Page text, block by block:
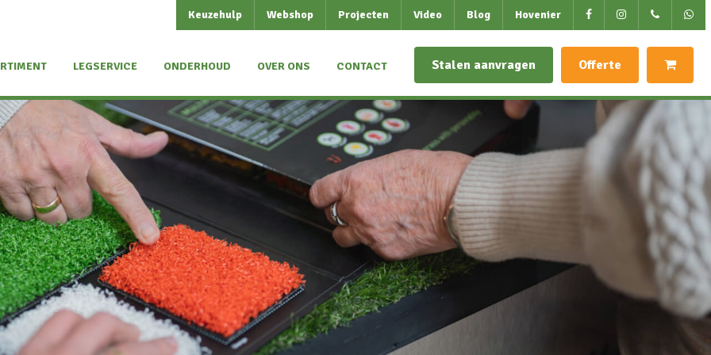
Keuzehulp Webshop Projecten Video Blog Hovenier
LEGSERVICE ONDERHOUD OVER ONS CONTACT Stalen aanvragen Offerte